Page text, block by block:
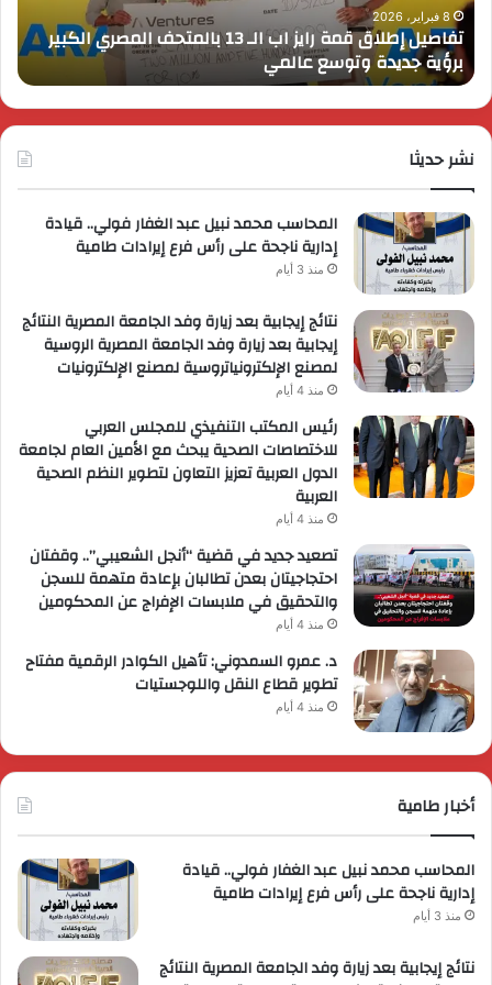
بالمتحف
المصري
الكبير
برؤية
جديدة
وتوسع
عالمي
8 فبراير، 2026
تفاصيل إطلاق قمة رايز اب الـ 13 بالمتحف المصري الكبير
برؤية جديدة وتوسع عالمي
لاند
نشر حديثا
المحاسب محمد نبيل عبد الغفار فولي.. قيادة
إدارية ناجحة على رأس فرع إيرادات طامية
منذ 3 أيام
نتائج إيجابية بعد زيارة وفد الجامعة المصرية النتائج
إيجابية بعد زيارة وفد الجامعة المصرية الروسية
لمصنع الإلكترونياتروسية لمصنع الإلكترونيات
منذ 4 أيام
رئيس المكتب التنفيذي للمجلس العربي
للاختصاصات الصحية يبحث مع الأمين العام لجامعة
الدول العربية تعزيز التعاون لتطوير النظم الصحية
العربية
منذ 4 أيام
تصعيد جديد في قضية “أنجل الشعيبي”.. وقفتان
احتجاجيتان بعدن تطالبان بإعادة متهمة للسجن
والتحقيق في ملابسات الإفراج عن المحكومين
منذ 4 أيام
د. عمرو السمدوني: تأهيل الكوادر الرقمية مفتاح
تطوير قطاع النقل واللوجستيات
منذ 4 أيام
أخبار طامية
المحاسب محمد نبيل عبد الغفار فولي.. قيادة
إدارية ناجحة على رأس فرع إيرادات طامية
منذ 3 أيام
نتائج إيجابية بعد زيارة وفد الجامعة المصرية النتائج